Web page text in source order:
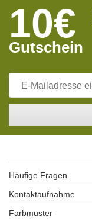
10€
Gutschein
Häufige Fragen
Kontaktaufnahme
Farbmuster